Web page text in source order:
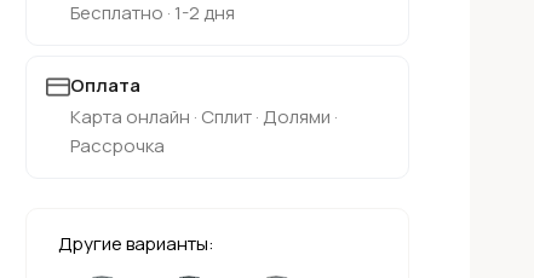
Бесплатно · 1-2 дня
Оплата
Карта онлайн · Сплит · Долями ·
Рассрочка
Другие варианты: